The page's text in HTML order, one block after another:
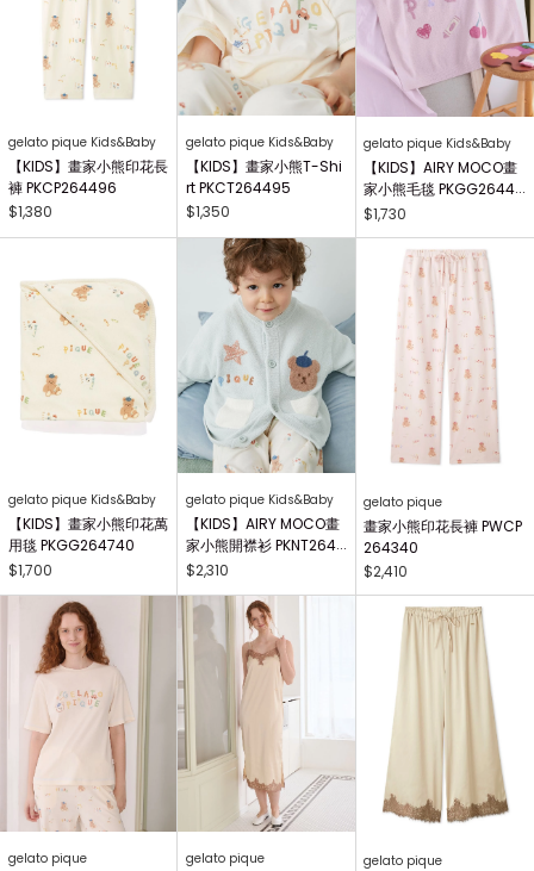
gelato pique Kids&Baby
【KIDS】畫家小熊印花長
褲 PKCP264496
$1,380
gelato pique Kids&Baby
【KIDS】畫家小熊T-Shi
rt PKCT264495
$1,350
gelato pique Kids&Baby
【KIDS】AIRY MOCO畫
家小熊毛毯 PKGG26441
7
$1,730
gelato pique Kids&Baby
【KIDS】畫家小熊印花萬
用毯 PKGG264740
$1,700
gelato pique Kids&Baby
【KIDS】AIRY MOCO畫
家小熊開襟衫 PKNT2644
63
$2,310
gelato pique
畫家小熊印花長褲 PWCP
264340
$2,410
gelato pique gelato pique gelato pique